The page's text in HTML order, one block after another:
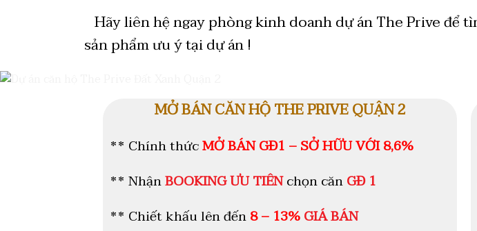
Hãy liên hệ ngay phòng kinh doanh dự án The Prive để
sản phẩm ưu ý tại dự án !
MỞ BÁN CĂN HỘ THE PRIVE QUẬN 2
** Chính thứcMỞ BÁN GĐ1 – SỞ HỮU VỚI 8,6%
** NhậnBOOKING ƯU TIÊNchọn cănGĐ 1
** Chiết khấu lên đến8 – 13%GIÁ BÁN